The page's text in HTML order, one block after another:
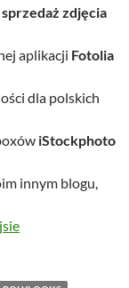
sprzedaż zdjęcia
aplikacji Fotolia
dla polskich
iStockphoto
innym blogu,